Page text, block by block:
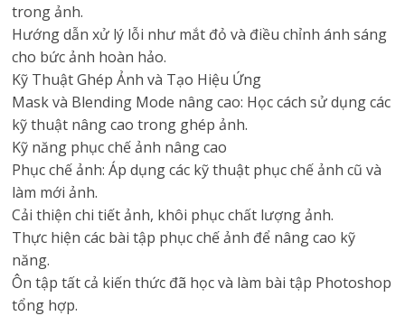
trong ảnh.
Hướng dẫn xử lý lỗi như mắt đỏ và điều chỉnh ánh sáng
cho bức ảnh hoàn hảo.
Kỹ Thuật Ghép Ảnh và Tạo Hiệu Ứng
Mask và Blending Mode nâng cao: Học cách sử dụng các
kỹ thuật nâng cao trong ghép ảnh.
Kỹ năng phục chế ảnh nâng cao
Phục chế ảnh: Áp dụng các kỹ thuật phục chế ảnh cũ và
làm mới ảnh.
Cải thiện chi tiết ảnh, khôi phục chất lượng ảnh.
Thực hiện các bài tập phục chế ảnh để nâng cao kỹ
năng.
Ôn tập tất cả kiến thức đã học và làm bài tập Photoshop
tổng hợp.